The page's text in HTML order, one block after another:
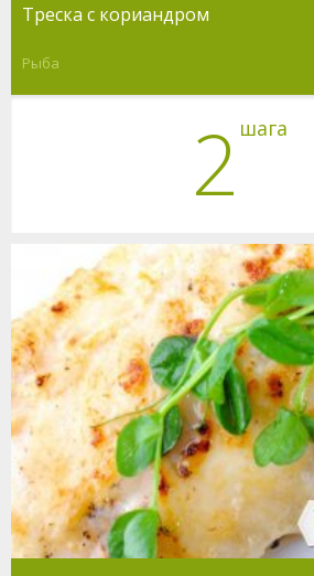
Треска с кориандром
Рыба
2 шага